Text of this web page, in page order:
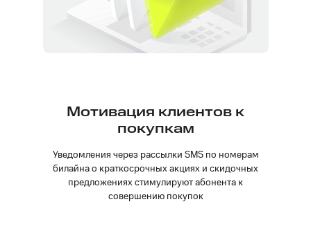
Мотивация клиентов к
покупкам
Уведомления через рассылки SMS по номерам
билайна о краткосрочных акциях и скидочных
предложениях стимулируют абонента к
совершению покупок